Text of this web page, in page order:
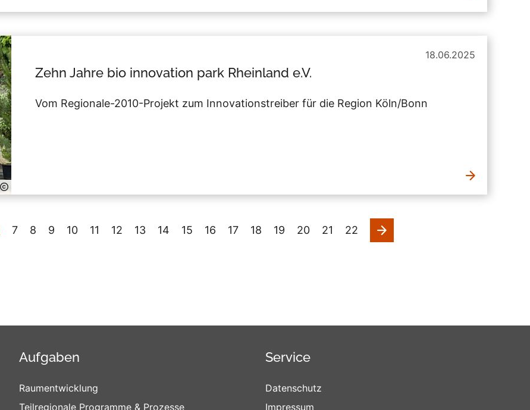
18.06.2025
Zehn Jahre bio innovation park Rheinland e.V.
Vom Regionale-2010-Projekt zum Innovationstreiber für die Region Köln/Bonn
7 8 9 10 11 12 13 14 15 16 17 18 19 20 21 22 nächste
Aufgaben
Raumentwicklung
Teilregionale Programme & Prozesse
Service
Datenschutz
Impressum